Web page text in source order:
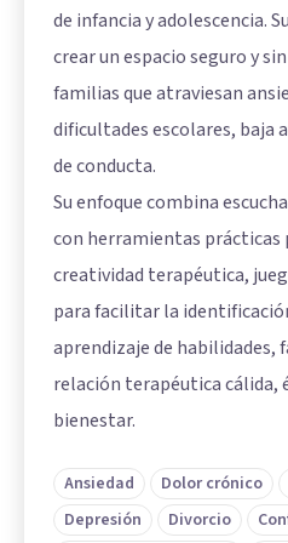
de infancia y adolescencia.
crear un espacio seguro y
familias que atraviesan
dificultades escolares, baja
de conducta.
Su enfoque combina
con herramientas prácticas
creatividad terapéutica,
para facilitar la
aprendizaje de habilidades,
relación terapéutica cálida,
bienestar.
Ansiedad Dolor crónico
Depresión
Divorcio